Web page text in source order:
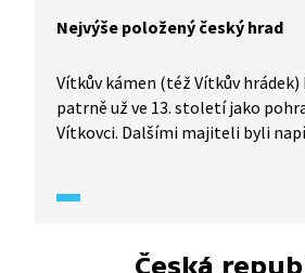
Nejvýše položený český hrad
Vítkův kámen (též Vítkův
patrně už ve 13. století jako
Vítkovci. Dalšími majiteli byli
o památku stará občanské
Česká